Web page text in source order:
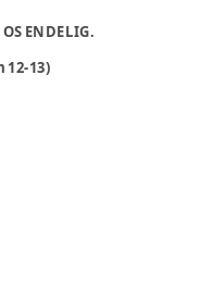
ENDELIG.
13)